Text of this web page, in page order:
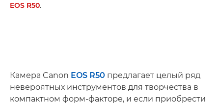
EOS R50.
Камера Canon EOS R50 предлагает целый ряд
невероятных инструментов для творчества в
компактном форм-факторе, и если приобрести